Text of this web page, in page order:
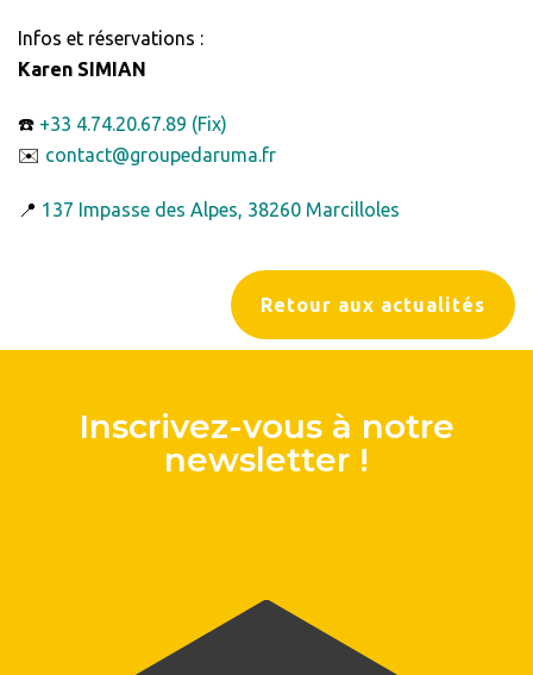
Retour aux actualités
Infos et réservations :
Karen SIMIAN
☎️ +33 4.74.20.67.89 (Fix)
✉️ contact@groupedaruma.fr
📍 137 Impasse des Alpes, 38260 Marcilloles
Inscrivez-vous à notre
newsletter !